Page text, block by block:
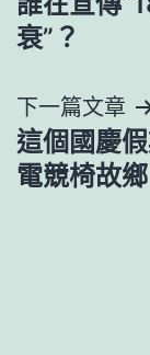
章
覽
衰”？
下一篇文章
這個國慶
電競椅故鄉